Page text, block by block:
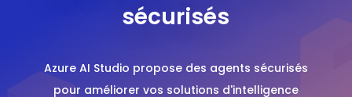
sécurisés
Azure AI Studio propose des agents sécurisés
pour améliorer vos solutions d'intelligence